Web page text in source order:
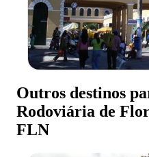
Outros destinos
Rodoviária de
FLN